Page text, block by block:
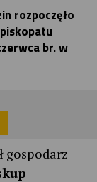
rozpoczęło
br. w
gospodarz